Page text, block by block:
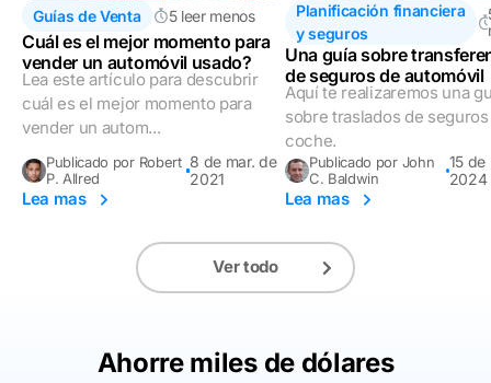
Guías de Venta 5 leer menos
Cuál es el mejor momento para
vender un automóvil usado?
Lea este artículo para descubrir
cuál es el mejor momento para
vender un autom...
Publicado por Robert
P. Allred
8 de mar. de
2021
Lea mas
Planificación financiera
y seguros
Una guía sobre
de seguros de automóvil
Aquí te realizaremos una
sobre traslados de
coche.
Publicado por John
C. Baldwin
15 de
2024
Lea mas
Ver todo
Ahorre miles de dólares